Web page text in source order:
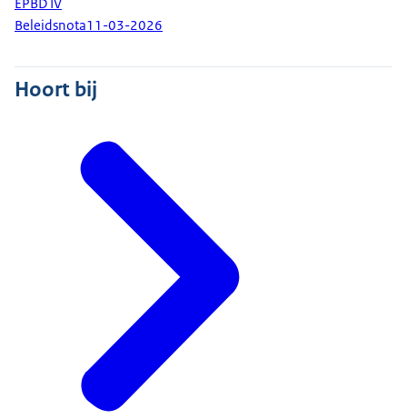
Beleidsnota11-03-2026
Hoort bij